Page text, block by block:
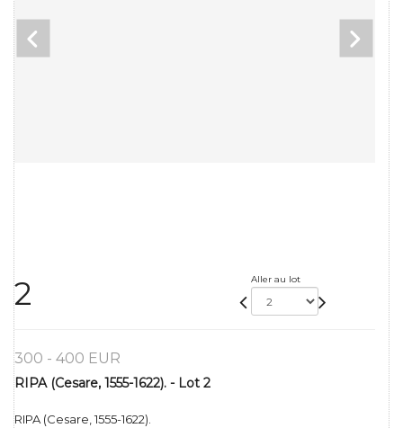
2 Aller au lot
300 - 400 EUR
RIPA (Cesare, 1555-1622). - Lot 2
RIPA (Cesare, 1555-1622).